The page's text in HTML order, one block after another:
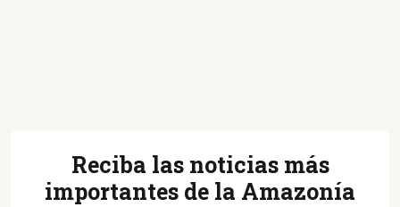
Reciba las noticias más
importantes de la Amazonía